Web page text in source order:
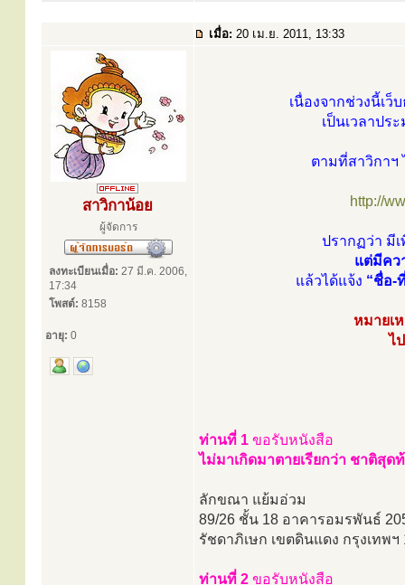
เมื่อ: 20 เม.ย. 2011, 13:33
สาวิกาน้อย
ผู้จัดการ
ลงทะเบียนเมื่อ: 27 มี.ค. 2006,
17:34
โพสต์: 8158
อายุ: 0
เนื่องจากช่วงนี้เว็
เป็นเวลาปร
ตามที่สาวิกาฯ
http://
ปรากฏว่า มี
แต่มีคว
แล้วได้แจ้ง “ชื่อ-
หมายเ
ไ
ท่านที่ 1 ขอรับหนังสือ
ไม่มาเกิดมาตายเรียกว่า ชาติสุด
ลักขณา แย้มอ่วม
89/26 ชั้น 18 อาคารอมรพันธ์
รัชดาภิเษก เขตดินแดง กรุงเทพฯ
ท่านที่ 2 ขอรับหนังสือ